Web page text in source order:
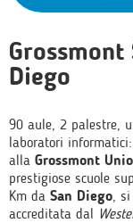
Diego
90 aule, 2 palestre,
laboratori
alla Grossmont
prestigiose scuole
Km da San Diego,
accreditata dal